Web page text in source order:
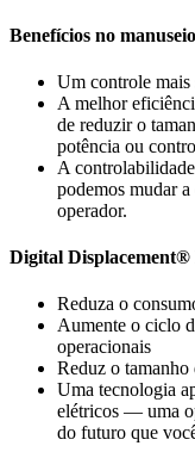
Benefícios no
Um controle mais
A melhor
de reduzir o
potência ou
A
podemos mudar
operador.
Digital Displacement®
Reduza o
Aumente o ciclo
operacionais
Reduz o tamanho
Uma tecnologia
elétricos — uma
do futuro que